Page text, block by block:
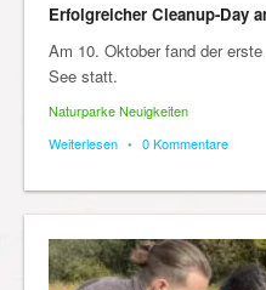
Erfolgreicher Cleanup-Day
Am 10. Oktober fand der
See statt.
Naturparke Neuigkeiten
Weiterlesen • 0 Kommentare